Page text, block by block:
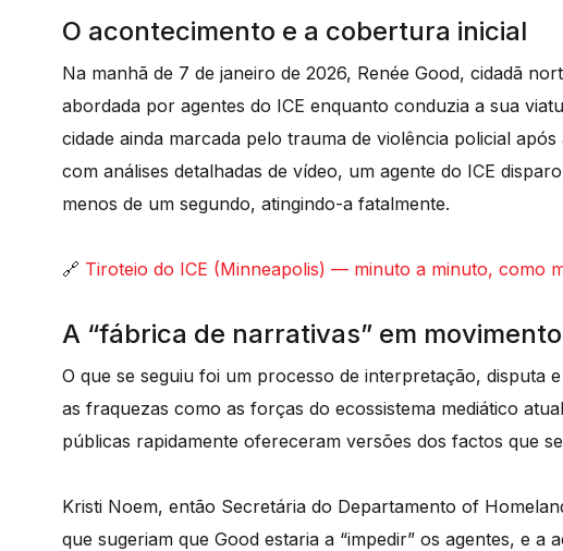
O acontecimento e a cobertura inicial
Na manhã de 7 de janeiro de 2026, Renée Good, cidadã
abordada por agentes do ICE enquanto conduzia a sua
cidade ainda marcada pelo trauma de violência policial
com análises detalhadas de vídeo, um agente do ICE
menos de um segundo, atingindo-a fatalmente.
🔗 Tiroteio do ICE (Minneapolis) — minuto a minuto, como
A “fábrica de narrativas” em movimento
O que se seguiu foi um processo de interpretação, disputa
as fraquezas como as forças do ecossistema mediático
públicas rapidamente ofereceram versões dos factos que
Kristi Noem, então Secretária do Departamento of
que sugeriam que Good estaria a “impedir” os agentes, e a